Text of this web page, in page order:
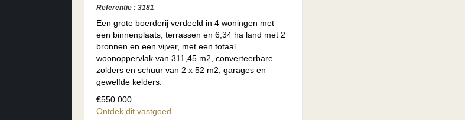
Referentie : 3181
Een grote boerderij verdeeld in 4 woningen met
een binnenplaats, terrassen en 6,34 ha land met 2
bronnen en een vijver, met een totaal
woonoppervlak van 311,45 m2, converteerbare
zolders en schuur van 2 x 52 m2, garages en
gewelfde kelders.
€550 000
Ontdek dit vastgoed